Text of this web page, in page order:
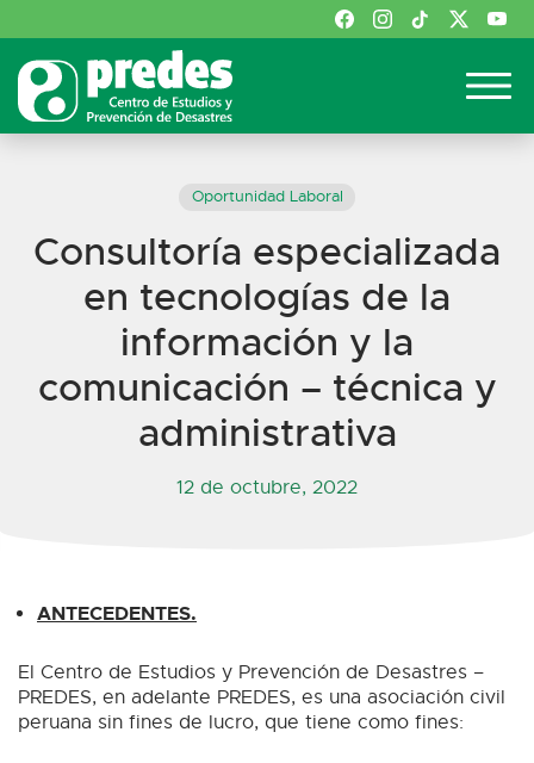
Oportunidad Laboral
Consultoría especializada
en tecnologías de la
información y la
comunicación – técnica y
administrativa
12 de octubre, 2022
ANTECEDENTES.
El Centro de Estudios y Prevención de Desastres –
PREDES, en adelante PREDES, es una asociación civil
peruana sin fines de lucro, que tiene como fines: